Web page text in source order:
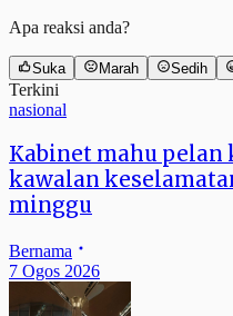
Apa reaksi anda?
Suka Marah Sedih
Terkini
nasional
Kabinet mahu
kawalan
minggu
Bernama
7 Ogos 2026